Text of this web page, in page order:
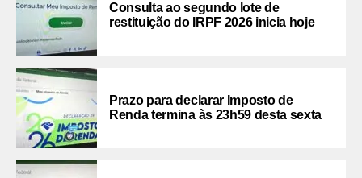
Consulta ao segundo lote de
restituição do IRPF 2026 inicia hoje
Prazo para declarar Imposto de
Renda termina às 23h59 desta sexta